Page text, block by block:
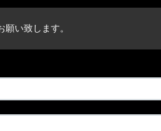
い致します。